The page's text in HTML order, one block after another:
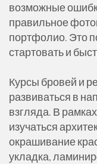
возможные
правильное
портфолио. Это
стартовать и
Курсы бровей и
развиваться в
взгляда. В
изучаться
окрашивание
укладка,